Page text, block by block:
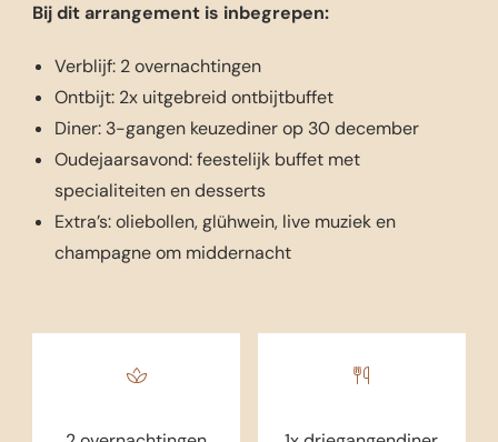
Bij dit arrangement is inbegrepen:
Verblijf: 2 overnachtingen
Ontbijt: 2x uitgebreid ontbijtbuffet
Diner: 3-gangen keuzediner op 30 december
Oudejaarsavond: feestelijk buffet met
specialiteiten en desserts
Extra’s: oliebollen, glühwein, live muziek en
champagne om middernacht